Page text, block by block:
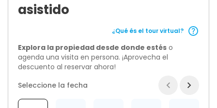
asistido
¿Qué és el tour virtual?
Explora la propiedad desde donde estés o
agenda una visita en persona. ¡Aprovecha el
descuento al reservar ahora!
Seleccione la fecha